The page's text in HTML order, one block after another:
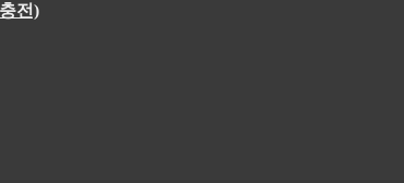
전)